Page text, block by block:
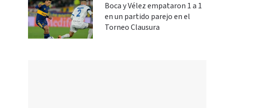
Boca y Vélez empataron 1 a 1
en un partido parejo en el
Torneo Clausura